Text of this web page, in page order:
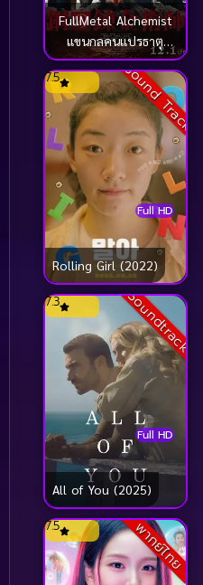
FullMetal Alchemist
แขนกลคนแปรธาตุ
(2017)Sound Track
Full HD
7.5
Rolling Girl (2022)
Soundtrack
Full HD
7.3
All of You (2025)
พากย์ไทย
7.5